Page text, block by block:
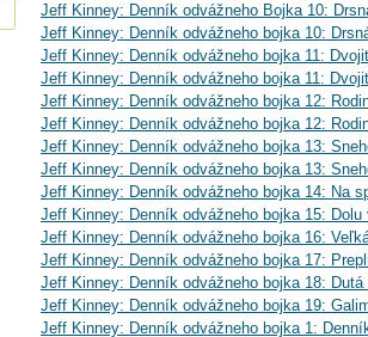
Jeff Kinney: Denník odvážneho Bojka 10:
Jeff Kinney: Denník odvážneho bojka 10:
Jeff Kinney: Denník odvážneho bojka 11:
Jeff Kinney: Denník odvážneho bojka 11:
Jeff Kinney: Denník odvážneho bojka 12:
Jeff Kinney: Denník odvážneho bojka 12:
Jeff Kinney: Denník odvážneho bojka 13:
Jeff Kinney: Denník odvážneho bojka 13:
Jeff Kinney: Denník odvážneho bojka 14: Na
Jeff Kinney: Denník odvážneho bojka 15:
Jeff Kinney: Denník odvážneho bojka 16:
Jeff Kinney: Denník odvážneho bojka 17:
Jeff Kinney: Denník odvážneho bojka 18:
Jeff Kinney: Denník odvážneho bojka 19:
Jeff Kinney: Denník odvážneho bojka 1: